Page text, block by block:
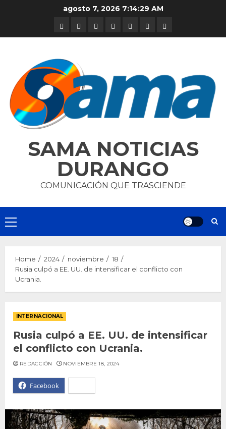
agosto 7, 2026 7:14:29 AM
DURANGO
NACIONAL
INTERNACIONAL
DEPORTES
ENTRETENIMIENTO
CIENCIA
Y
OPINION
SAMA NOTICIAS
DURANGO
COMUNICACIÓN QUE TRASCIENDE
Primary
Menu
Home 2024 noviembre
18
Rusia culpó a EE. UU. de intensificar el conflicto con
Ucrania.
INTERNACIONAL
Rusia culpó a EE. UU. de intensificar
el conflicto con Ucrania.
Facebook
REDACCIÓN NOVIEMBRE 18, 2024